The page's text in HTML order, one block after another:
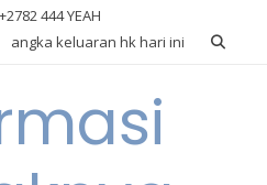
444 YEAH
angka keluaran hk hari ini